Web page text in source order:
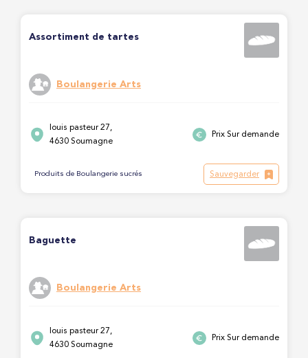
Assortiment de tartes
Boulangerie Arts
louis pasteur 27,
4630 Soumagne
Prix Sur demande
Produits de Boulangerie sucrés Sauvegarder
Baguette
Boulangerie Arts
louis pasteur 27,
4630 Soumagne
Prix Sur demande